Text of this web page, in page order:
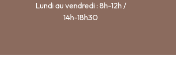
Lundi au vendredi : 8h-12h /
14h-18h30